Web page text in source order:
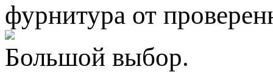
фурнитура от
Большой выбор.